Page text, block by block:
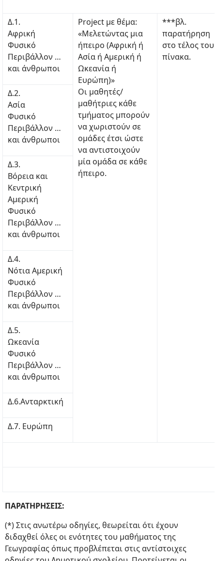
Δ.1.
Αφρική
Φυσικό
Περιβάλλον …
και άνθρωποι
Project με θέμα:
«Μελετώντας μια
ήπειρο (Αφρική ή
Ασία ή Αμερική ή
Ωκεανία ή
Ευρώπη)»
Οι μαθητές/
μαθήτριες κάθε
τμήματος μπορούν
να χωριστούν σε
ομάδες έτσι ώστε
να αντιστοιχούν
μία ομάδα σε κάθε
ήπειρο.
***βλ.
παρατήρηση
στο τέλος του
πίνακα.
Δ.2.
Ασία
Φυσικό
Περιβάλλον …
και άνθρωποι
Δ.3.
Βόρεια και
Κεντρική
Αμερική
Φυσικό
Περιβάλλον …
και άνθρωποι
Δ.4.
Νότια Αμερική
Φυσικό
Περιβάλλον …
και άνθρωποι
Δ.5.
Ωκεανία
Φυσικό
Περιβάλλον …
και άνθρωποι
Δ.6.Ανταρκτική
Δ.7. Ευρώπη
ΠΑΡΑΤΗΡΗΣΕΙΣ:
(*) Στις ανωτέρω οδηγίες, θεωρείται ότι έχουν
διδαχθεί όλες οι ενότητες του μαθήματος της
Γεωγραφίας όπως προβλέπεται στις αντίστοιχες